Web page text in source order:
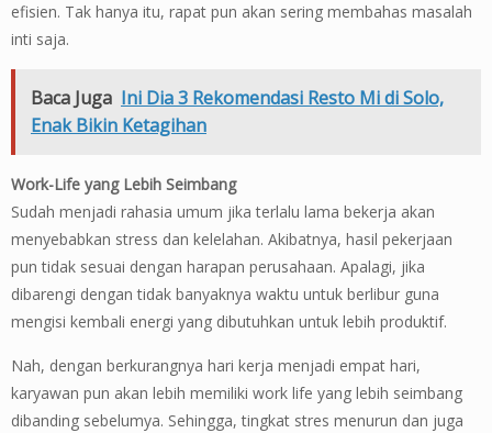
efisien. Tak hanya itu, rapat pun akan sering membahas masalah
inti saja.
Baca Juga Ini Dia 3 Rekomendasi Resto Mi di Solo,
Enak Bikin Ketagihan
Work-Life yang Lebih Seimbang
Sudah menjadi rahasia umum jika terlalu lama bekerja akan
menyebabkan stress dan kelelahan. Akibatnya, hasil pekerjaan
pun tidak sesuai dengan harapan perusahaan. Apalagi, jika
dibarengi dengan tidak banyaknya waktu untuk berlibur guna
mengisi kembali energi yang dibutuhkan untuk lebih produktif.
Nah, dengan berkurangnya hari kerja menjadi empat hari,
karyawan pun akan lebih memiliki work life yang lebih seimbang
dibanding sebelumya. Sehingga, tingkat stres menurun dan juga